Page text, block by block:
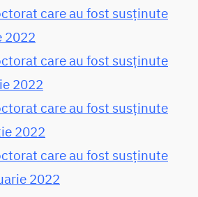
care au fost susținute
2022
care au fost susținute
2022
care au fost susținute
2022
care au fost susținute
2022